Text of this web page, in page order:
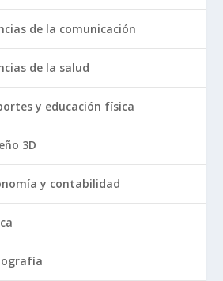
de la comunicación
de la salud
y educación física
3D
y contabilidad